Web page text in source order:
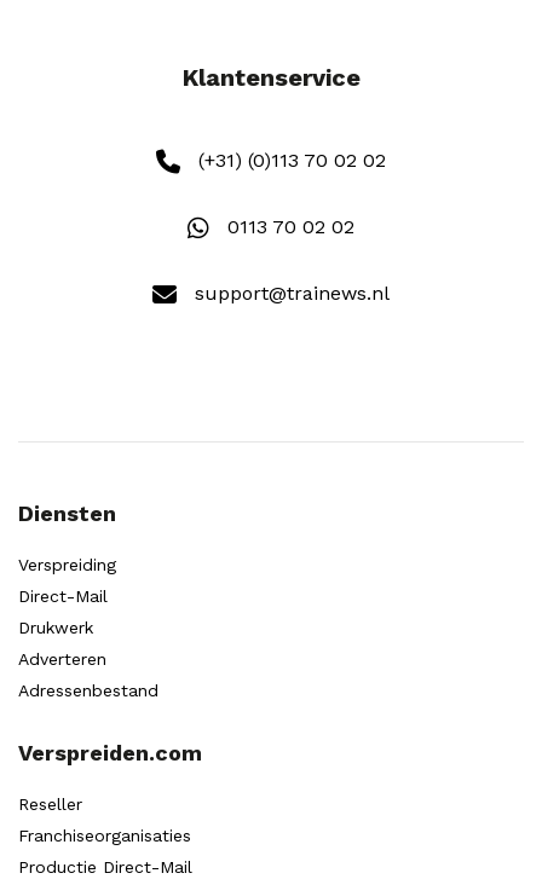
Klantenservice
(+31) (0)113 70 02 02
0113 70 02 02
support@trainews.nl
Diensten
Verspreiding
Direct-Mail
Drukwerk
Adverteren
Adressenbestand
Verspreiden.com
Reseller
Franchiseorganisaties
Productie Direct-Mail